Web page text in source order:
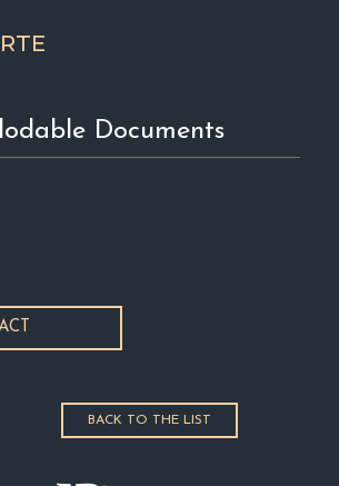
Documents
BACK TO THE LIST